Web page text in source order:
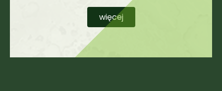
więcej